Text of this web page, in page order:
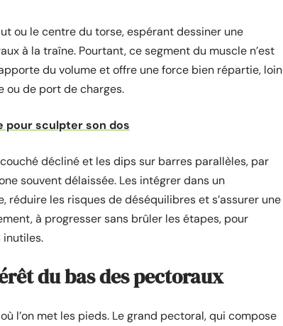
ou le centre du torse, espérant dessiner une
à la traîne. Pourtant, ce segment du muscle n’est
du volume et offre une force bien répartie, loin
ou de port de charges.
pour sculpter son dos
décliné et les dips sur barres parallèles, par
souvent délaissée. Les intégrer dans un
réduire les risques de déséquilibres et s’assurer une
à progresser sans brûler les étapes, pour
du bas des pectoraux
l’on met les pieds. Le grand pectoral, qui compose